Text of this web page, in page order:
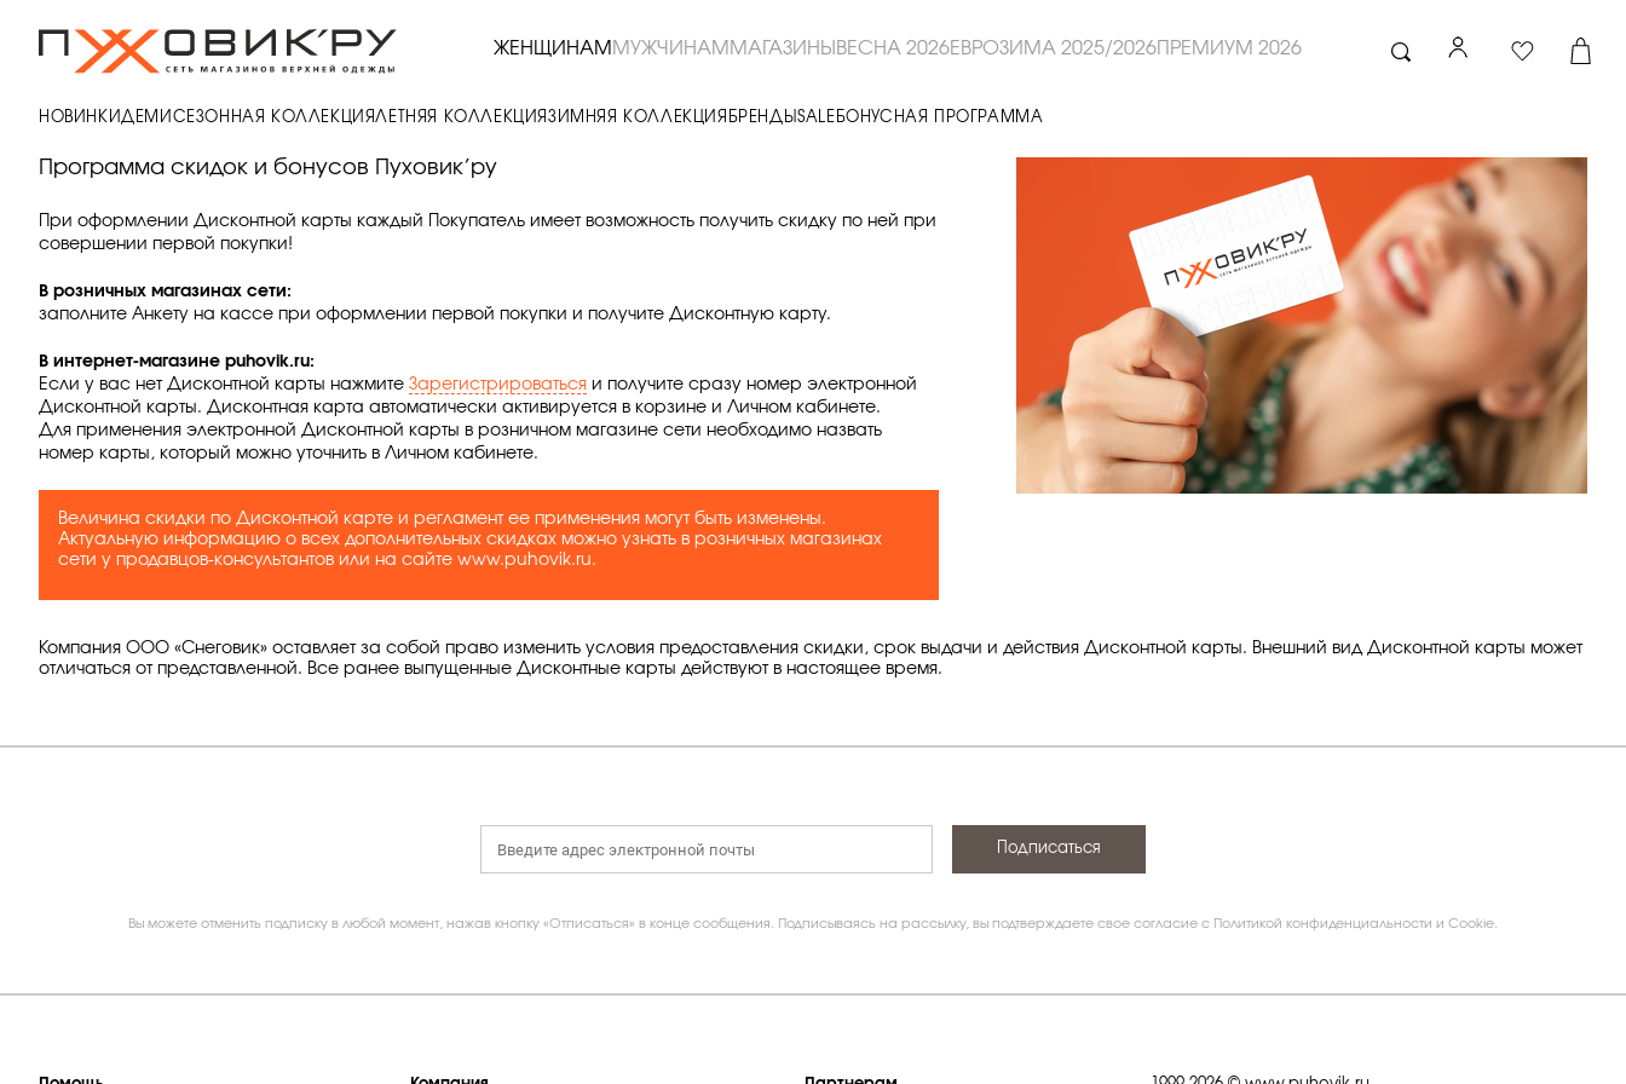
ЖЕНЩИНАМ МУЖЧИНАМ МАГАЗИНЫ ВЕСНА 2026ЕВРОЗИМА 2025/2026 ПРЕМИУМ 2026
НОВИНКИДЕМИСЕЗОННАЯ КОЛЛЕКЦИЯЛЕТНЯЯ КОЛЛЕКЦИЯЗИМНЯЯ КОЛЛЕКЦИЯ БРЕНДЫSALE БОНУСНАЯ ПРОГРАММА
Программа скидок и бонусов Пуховик’ру
При оформлении Дисконтной карты каждый Покупатель имеет возможность получить скидку по ней при
совершении первой покупки!
В розничных магазинах сети:
заполните Анкету на кассе при оформлении первой покупки и получите Дисконтную карту.
В интернет-магазине puhovik.ru:
Если у вас нет Дисконтной карты нажмите Зарегистрироваться и получите сразу номер электронной
Дисконтной карты. Дисконтная карта автоматически активируется в корзине и Личном кабинете.
Для применения электронной Дисконтной карты в розничном магазине сети необходимо назвать
номер карты, который можно уточнить в Личном кабинете.
Величина скидки по Дисконтной карте и регламент ее применения могут быть изменены.
Актуальную информацию о всех дополнительных скидках можно узнать в розничных магазинах
сети у продавцов-консультантов или на сайте www.puhovik.ru.
Компания ООО «Снеговик» оставляет за собой право изменить условия предоставления скидки, срок выдачи и действия Дисконтной карты. Внешний вид Дисконтной карты может
отличаться от представленной. Все ранее выпущенные Дисконтные карты действуют в настоящее время.
Подписаться
Вы можете отменить подписку в любой момент, нажав кнопку «Отписаться» в конце сообщения. Подписываясь на рассылку, вы подтверждаете свое согласие с Политикой конфиденциальности и Cookie.